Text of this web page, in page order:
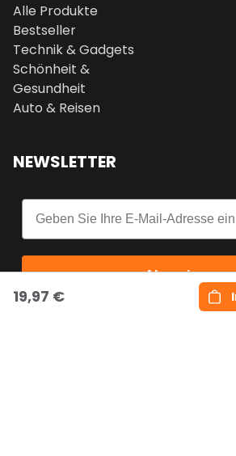
Alle Produkte
Bestseller
Technik & Gadgets
Schönheit &
Gesundheit
Auto & Reisen
NEWSLETTER
Email
Abonnieren
19,97 €